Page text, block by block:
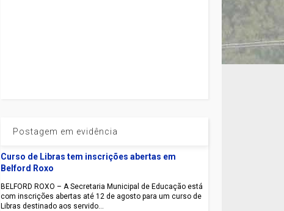
Postagem em evidência
Curso de Libras tem inscrições abertas em
Belford Roxo
BELFORD ROXO – A Secretaria Municipal de Educação está
com inscrições abertas até 12 de agosto para um curso de
Libras destinado aos servido...